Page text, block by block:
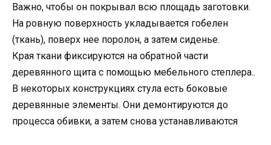
Важно, чтобы он покрывал всю площадь заготовки.
На ровную поверхность укладывается гобелен
(ткань), поверх нее поролон, а затем сиденье.
Края ткани фиксируются на обратной части
деревянного щита с помощью мебельного степлера..
В некоторых конструкциях стула есть боковые
деревянные элементы. Они демонтируются до
процесса обивки, а затем снова устанавливаются